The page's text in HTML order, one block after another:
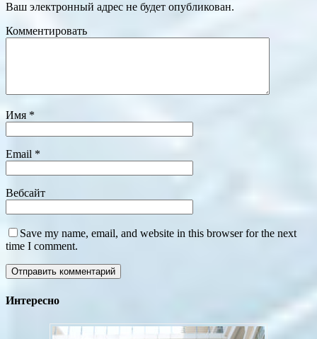
Ваш электронный адрес не будет опубликован.
Комментировать
Имя *
Email *
Вебсайт
Save my name, email, and website in this browser for the next
time I comment.
Интересно